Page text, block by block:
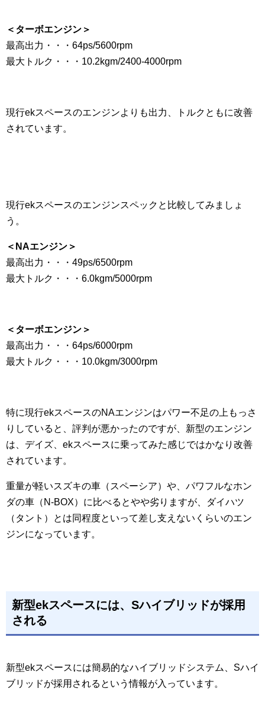
＜ターボエンジン＞
最高出力・・・64ps/5600rpm
最大トルク・・・10.2kgm/2400-4000rpm
現行ekスペースのエンジンよりも出力、トルクともに改善
されています。
現行ekスペースのエンジンスペックと比較してみましょ
う。
＜NAエンジン＞
最高出力・・・49ps/6500rpm
最大トルク・・・6.0kgm/5000rpm
＜ターボエンジン＞
最高出力・・・64ps/6000rpm
最大トルク・・・10.0kgm/3000rpm
特に現行ekスペースのNAエンジンはパワー不足の上もっさ
りしていると、評判が悪かったのですが、新型のエンジン
は、デイズ、ekスペースに乗ってみた感じではかなり改善
されています。
重量が軽いスズキの車（スペーシア）や、パワフルなホン
ダの車（N-BOX）に比べるとやや劣りますが、ダイハツ
（タント）とは同程度といって差し支えないくらいのエン
ジンになっています。
新型ekスペースには、Sハイブリッドが採用
される
新型ekスペースには簡易的なハイブリッドシステム、Sハイ
ブリッドが採用されるという情報が入っています。